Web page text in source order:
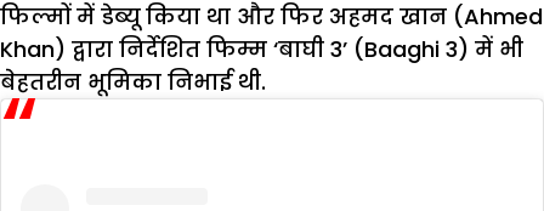
फिल्मों में डेब्यू किया था और फिर अहमद खान (Ahmed
Khan) द्वारा निर्देशित फिम्म ‘बाघी 3’ (Baaghi 3) में भी
बेहतरीन भूमिका निभाई थी.